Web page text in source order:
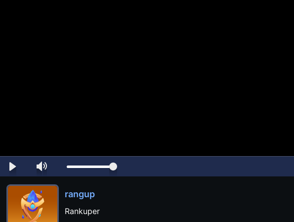
rangup
Rankuper